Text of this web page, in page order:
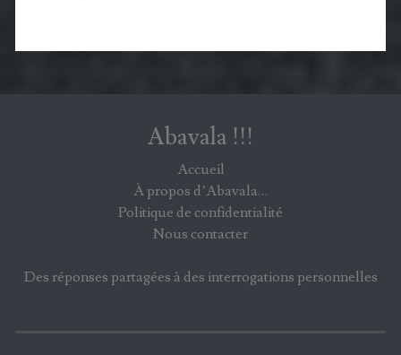
Abavala !!!
Accueil
À propos d’Abavala…
Politique de confidentialité
Nous contacter
Des réponses partagées à des interrogations personnelles